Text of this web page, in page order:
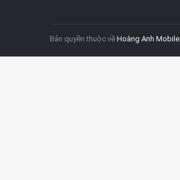
Bản quyền thuộc về Hoàng Anh Mobile